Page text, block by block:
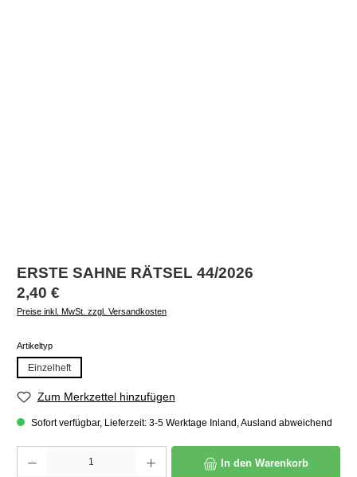
ERSTE SAHNE RÄTSEL 44/2026
Regulärer Preis:
2,40 €
Preise inkl. MwSt. zzgl. Versandkosten
Artikeltypauswählen
Einzelheft
Zum Merkzettel hinzufügen
Sofort verfügbar, Lieferzeit: 3-5 Werktage Inland, Ausland abweichend
In den Warenkorb